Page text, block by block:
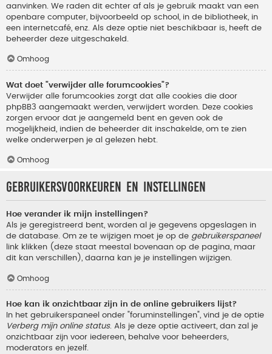
aanvinken. We raden dit echter af als je gebruik maakt van een
openbare computer, bijvoorbeeld op school, in de bibliotheek, in
een internetcafé, enz. Als deze optie niet beschikbaar is, heeft de
beheerder deze uitgeschakeld.
Omhoog
Wat doet "verwijder alle forumcookies"?
Verwijder alle forumcookies zorgt dat alle cookies die door
phpBB3 aangemaakt werden, verwijdert worden. Deze cookies
zorgen ervoor dat je aangemeld bent en geven ook de
mogelijkheid, indien de beheerder dit inschakelde, om te zien
welke onderwerpen je al gelezen hebt.
Omhoog
Gebruikersvoorkeuren en instellingen
Hoe verander ik mijn instellingen?
Als je geregistreerd bent, worden al je gegevens opgeslagen in
de database. Om ze te wijzigen moet je op de gebruikerspaneel
link klikken (deze staat meestal bovenaan op de pagina, maar
dit kan verschillen), daarna kan je je instellingen wijzigen.
Omhoog
Hoe kan ik onzichtbaar zijn in de online gebruikers lijst?
In het gebruikerspaneel onder "foruminstellingen", vind je de optie
Verberg mijn online status. Als je deze optie activeert, dan zal je
onzichtbaar zijn voor iedereen, behalve voor beheerders,
moderators en jezelf.